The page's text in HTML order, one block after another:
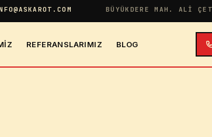
REFERANSLARIMIZ BLOG